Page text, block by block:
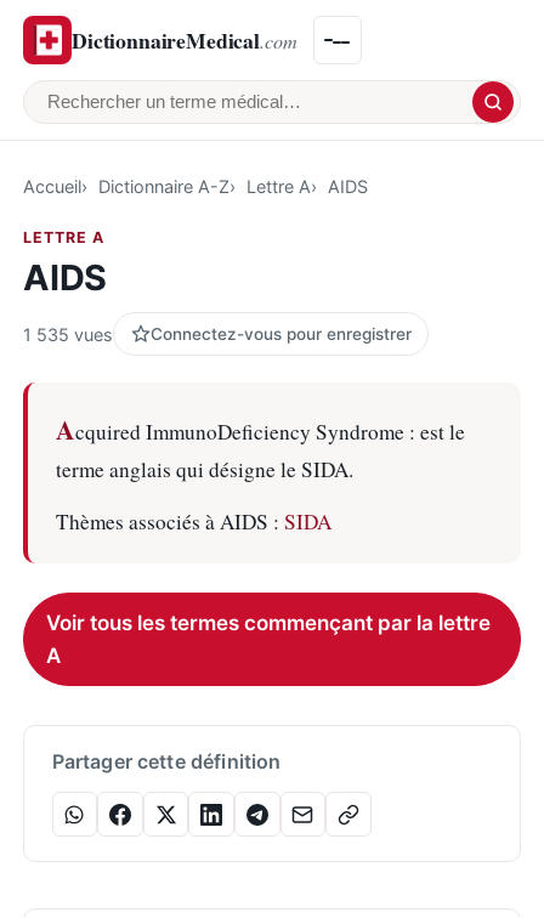
DictionnaireMedical.com
Rechercher un terme médical
Accueil Dictionnaire A-Z Lettre A AIDS
LETTRE A
AIDS
1 535 vues Connectez-vous pour enregistrer
Acquired ImmunoDeficiency Syndrome : est le
terme anglais qui désigne le SIDA.
Thèmes associés à AIDS : SIDA
Voir tous les termes commençant par la lettre
A
Partager cette définition